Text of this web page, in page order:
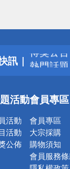
訊
詐騙網
得獎公告
熱門話題
銀行優惠
詐騙網
活動
活動
活動
公佈
會員專區
會員專區
大宗採購
購物須知
會員服務